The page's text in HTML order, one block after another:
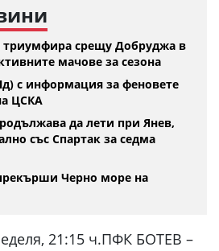
триумфира срещу Добруджа в
мачове за сезона
с информация за феновете
ЦСКА
да лети при Янев,
със Спартак за седма
Черно море на
21:15 ч.ПФК БОТЕВ –